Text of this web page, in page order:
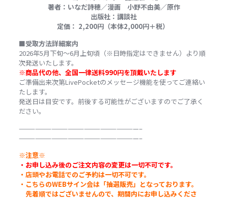
著者：いなだ詩穂／漫画 小野不由美／原作
出版社：講談社
定価： 2,200円（本体2,000円＋税）
■受取方法詳細案内
2026年5月下旬～6月上旬頃（※ 日時指定はできません）より順
次発送いたします。
※商品代の他、全国一律送料990円を頂戴いたします
ご準備出来次第LivePocketのメッセージ機能を使ってご連絡い
たします。
発送日は目安です。前後する可能性がございますのでご了承く
ださい。
——————————————————————–
——————————————————————–
※注意※
・お申し込み後のご注文内容の変更は一切不可です。
・店頭やお電話でのご予約は一切不可です。
・こちらのWEBサイン会は「抽選販売」となっております。
先着順ではございませんので、期間内にお申し込みくださ